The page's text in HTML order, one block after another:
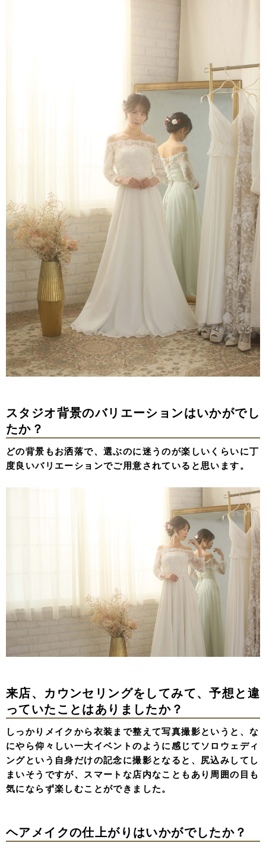
スタジオ背景のバリエーションはいかがでし
たか？
どの背景もお洒落で、選ぶのに迷うのが楽しいくらいに丁
度良いバリエーションでご用意されていると思います。
来店、カウンセリングをしてみて、予想と違
っていたことはありましたか？
しっかりメイクから衣装まで整えて写真撮影というと、な
にやら仰々しい一大イベントのように感じてソロウェディ
ングという自身だけの記念に撮影となると、尻込みしてし
まいそうですが、スマートな店内なこともあり周囲の目も
気にならず楽しむことができました。
ヘアメイクの仕上がりはいかがでしたか？